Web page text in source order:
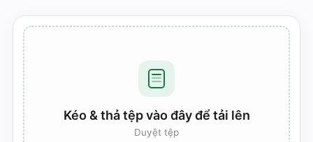
Kéo & thả tệp vào đây để tải lên
Duyệt tệp